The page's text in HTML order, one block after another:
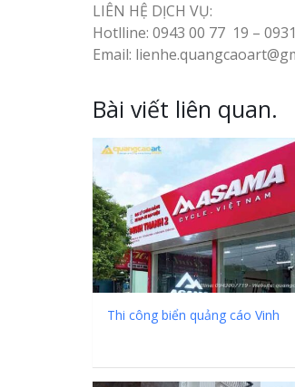
LIÊN HỆ DỊCH VỤ:
Hotlline: 0943 00 77 19 –
Email:
Bài viết liên quan.
Thi công biển quảng cáo Vinh
Bảng gỗ treo cửa
handmade cổ điển